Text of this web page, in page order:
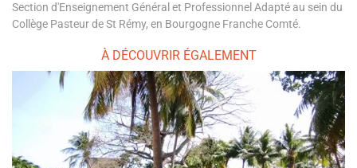
Section d'Enseignement Général et Professionnel Adapté au sein du
Collège Pasteur de St Rémy, en Bourgogne Franche Comté.
À DÉCOUVRIR ÉGALEMENT